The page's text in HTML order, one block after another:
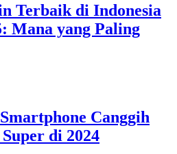
Terbaik di Indonesia
Mana yang Paling
Canggih
di 2024